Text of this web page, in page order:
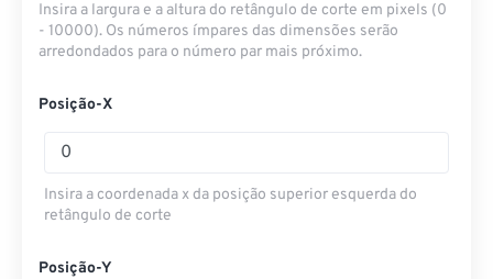
Insira a largura e a altura do retângulo de corte em pixels (0
- 10000). Os números ímpares das dimensões serão
arredondados para o número par mais próximo.
Posição-X
Insira a coordenada x da posição superior esquerda do
retângulo de corte
Posição-Y